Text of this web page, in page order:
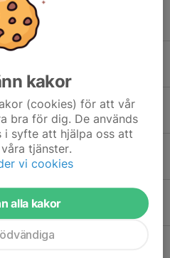
spikad
matchen
historia
kakor
(cookies) för att vår
bra för dig. De används
i syfte att hjälpa oss att
tjänster.
vi cookies
alla kakor